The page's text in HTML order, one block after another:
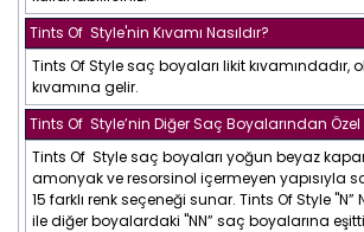
Tints Of Style'nin Kıvamı Nasıldır?
Tints Of Style saç boyaları likit
kıvamına gelir.
Tints Of Style’nin Diğer Saç Boyalarından Özel
Tints Of Style saç boyaları yoğun beyaz
amonyak ve resorsinol içermeyen yapısıyla
15 farklı renk seçeneği sunar. Tints Of Style
ile diğer boyalardaki "NN” saç boyalarına